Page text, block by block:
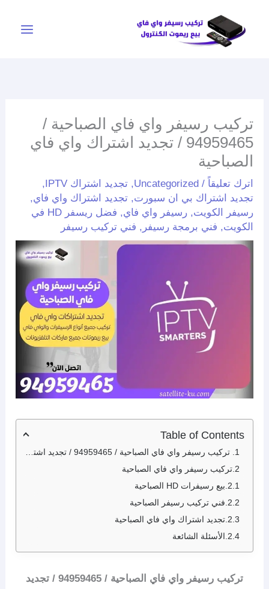
المحتوى
تركيب رسيفر واي فاي الصباحية /
94959465 / تجديد اشتراك واي فاي
الصباحية
اترك تعليقاً /
Uncategorized
,تجديد اشتراك IPTV
,
تجديد اشتراك بي ان سبورت,تجديد اشتراك واي فاي,
رسيفر الكويت,رسيفر واي فاي,
فضل ريسفر HD في
الكويت, فني برمجة رسيفر , فني تركيب رسيفر
Table of Contents
تركيب رسيفر واي فاي الصباحية / 94959465 / تجديد اشتراك واي فاي الصباحية
تركيب رسيفر واي فاي الصباحية
بيع رسيفرات HD الصباحية
فني تركيب رسيفر الصباحية
تجديد اشتراك واي فاي الصباحية
الأسئلة الشائعة
تركيب رسيفر واي فاي الصباحية / 94959465 / تجديد